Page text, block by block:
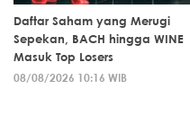
Daftar Saham yang Merugi
Sepekan, BACH hingga WINE
Masuk Top Losers
08/08/2026 10:16 WIB